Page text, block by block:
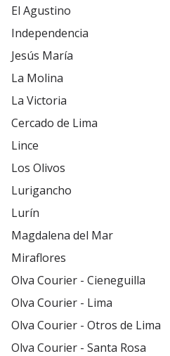
El Agustino
Independencia
Jesús María
La Molina
La Victoria
Cercado de Lima
Lince
Los Olivos
Lurigancho
Lurín
Magdalena del Mar
Miraflores
Olva Courier - Cieneguilla
Olva Courier - Lima
Olva Courier - Otros de Lima
Olva Courier - Santa Rosa